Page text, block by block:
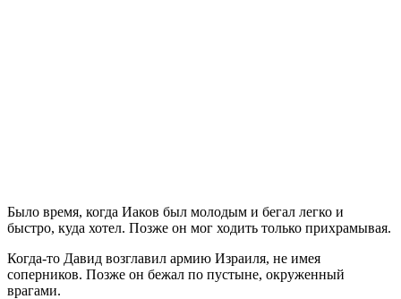
Было время, когда Иаков был молодым и бегал легко и
быстро, куда хотел. Позже он мог ходить только прихрамывая.
Когда-то Давид возглавил армию Израиля, не имея
соперников. Позже он бежал по пустыне, окруженный
врагами.